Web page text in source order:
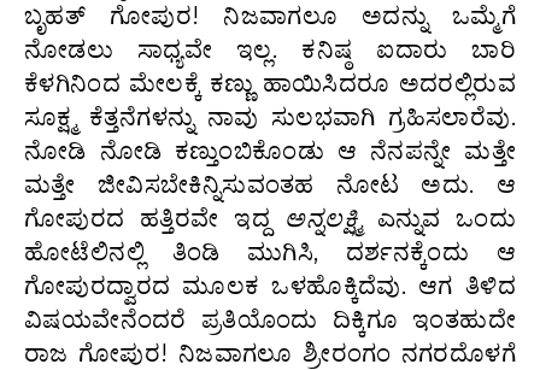
ಬೃಹತ್‌ ಗೋಪುರ! ನಿಜವಾಗಲೂ ಅದನ್ನು ಒಮ್ಮೆಗೆ
ನೋಡಲು ಸಾಧ್ಯವೇ ಇಲ್ಲ. ಕನಿಷ್ಠ ಐದಾರು ಬಾರಿ
ಕೆಳಗಿನಿಂದ ಮೇಲಕ್ಕೆ ಕಣ್ಣು ಹಾಯಿಸಿದರೂ ಅದರಲ್ಲಿರುವ
ಸೂಕ್ಷ್ಮ ಕೆತ್ತನೆಗಳನ್ನು ನಾವು ಸುಲಭವಾಗಿ ಗ್ರಹಿಸಲಾರೆವು.
ನೋಡಿ ನೋಡಿ ಕಣ್ತುಂಬಿಕೊಂಡು ಆ ನೆನಪನ್ನೇ ಮತ್ತೇ
ಮತ್ತೇ ಜೀವಿಸಬೇಕಿನ್ನಿಸುವಂತಹ ನೋಟ ಅದು. ಆ
ಗೋಪುರದ ಹತ್ತಿರವೇ ಇದ್ದ ಅನ್ನಲಕ್ಷ್ಮಿ ಎನ್ನುವ ಒಂದು
ಹೋಟೆಲಿನಲ್ಲಿ ತಿಂಡಿ ಮುಗಿಸಿ, ದರ್ಶನಕ್ಕೆಂದು ಆ
ಗೋಪುರದ್ವಾರದ ಮೂಲಕ ಒಳಹೊಕ್ಕಿದೆವು. ಆಗ ತಿಳಿದ
ವಿಷಯವೇನೆಂದರೆ ಪ್ರತಿಯೊಂದು ದಿಕ್ಕಿಗೂ ಇಂತಹುದೇ
ರಾಜ ಗೋಪುರ! ನಿಜವಾಗಲೂ ಶ್ರೀರಂಗಂ ನಗರದೊಳಗೆ